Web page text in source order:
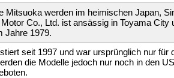
Mitsuoka werden im heimischen Japan,
Co., Ltd. ist ansässig in Toyama City
Jahre 1979.
seit 1997 und war ursprünglich nur für
die Modelle jedoch nur noch in den